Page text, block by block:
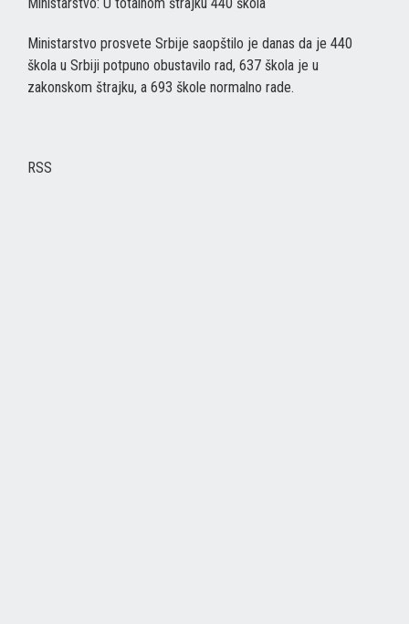
Ministarstvo prosvete Srbije saopštilo je danas da je 440
škola u Srbiji potpuno obustavilo rad, 637 škola je u
zakonskom štrajku, a 693 škole normalno rade.
RSS